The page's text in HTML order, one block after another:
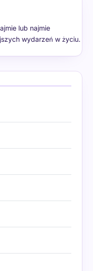
lub najmie
wydarzeń w życiu.